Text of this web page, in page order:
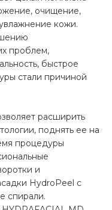
очищение,
кожи.
проблем,
быстрое
стали причиной
расширить
поднять ее на
процедуры
и
HydroPeel с
спирали.